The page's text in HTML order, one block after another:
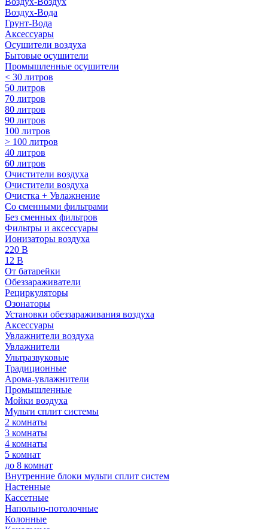
Воздух-Вода
Грунт-Вода
Аксессуары
Осушители воздуха
Бытовые осушители
Промышленные осушители
< 30 литров
50 литров
70 литров
80 литров
90 литров
100 литров
> 100 литров
40 литров
60 литров
Очистители воздуха
Очистители воздуха
Очистка + Увлажнение
Cо сменными фильтрами
Без сменных фильтров
Фильтры и аксессуары
Ионизаторы воздуха
220 В
12 В
От батарейки
Обеззараживатели
Рециркуляторы
Озонаторы
Установки обеззараживания воздуха
Аксессуары
Увлажнители воздуха
Увлажнители
Ультразвуковые
Традиционные
Арома-увлажнители
Промышленные
Мойки воздуха
Мульти сплит системы
2 комнаты
3 комнаты
4 комнаты
5 комнат
до 8 комнат
Внутренние блоки мульти сплит систем
Настенные
Кассетные
Напольно-потолочные
Колонные